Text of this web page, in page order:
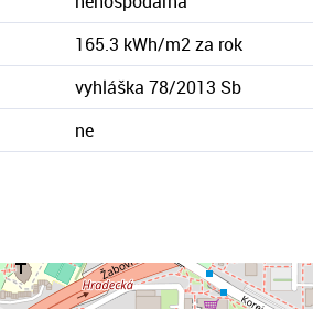
165.3 kWh/m2 za rok
vyhláška 78/2013 Sb
ne